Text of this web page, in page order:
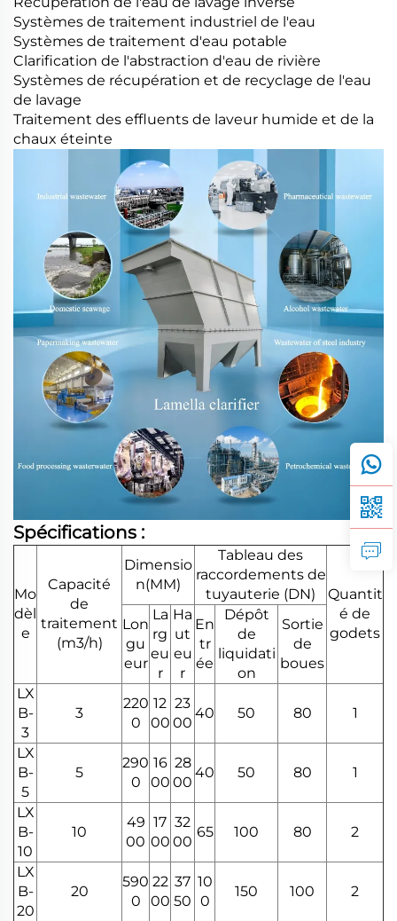
Systèmes de traitement industriel de l'eau
Systèmes de traitement d'eau potable
Clarification de l'abstraction d'eau de rivière
Systèmes de récupération et de recyclage de l'eau
de lavage
Traitement des effluents de laveur humide et de la
chaux éteinte
Spécifications :
Mo
dèl
e
Capacité
de
traitement
(m3/h)
Dimensio
n(MM)
Tableau des
raccordements de
tuyauterie (DN)
Quantit
é de
godets
Lon
gu
eur
La
rg
eu
r
Ha
ut
eu
r
En
tr
ée
Dépôt
de
liquidati
on
Sortie
de
boues
LX
B-
3
3
220
0
12
00
23
00
40 50 80 1
LX
B-
5
5
290
0
16
00
28
00
40 50 80 1
LX
B-
10
10
49
00
17
00
32
00
65 100 80 2
LX
B-
20
20
590
0
22
00
37
50
10
0
150 100 2